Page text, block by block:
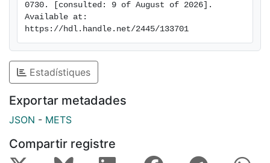
0730. [consulted: 9 of August of 2026].
Available at:
https://hdl.handle.net/2445/133701
Estadístiques
Exportar metadades
JSON - METS
Compartir registre